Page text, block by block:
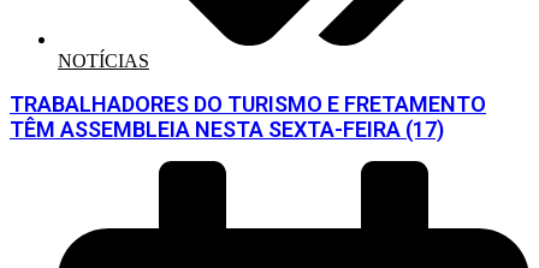
NOTÍCIAS
TRABALHADORES DO TURISMO E FRETAMENTO
TÊM ASSEMBLEIA NESTA SEXTA-FEIRA (17)